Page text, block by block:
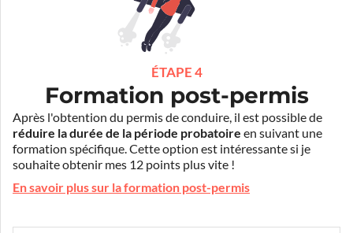
ÉTAPE 4
Formation post-permis
Après l'obtention du permis de conduire, il est possible de
réduire la durée de la période probatoire en suivant une
formation spécifique. Cette option est intéressante si je
souhaite obtenir mes 12 points plus vite !
En savoir plus sur la formation post-permis